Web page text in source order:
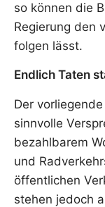
so können die
Regierung den
folgen lässt.
Endlich Taten
Der
sinnvolle
bezahlbarem
und
öffentlichen
stehen jedoch